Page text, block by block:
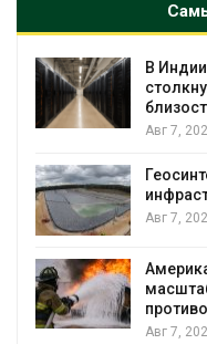
В
Авг 7,
Авг 7,
Авг 7,